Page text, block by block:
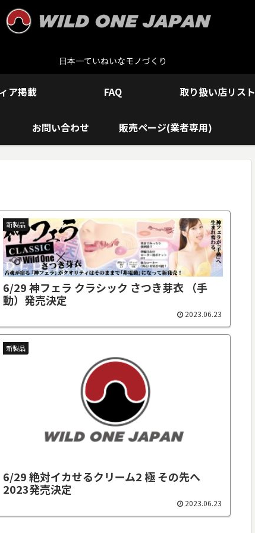
日本一ていねいなモノづくり
ア掲載 FAQ 取り扱い店リスト
お問い合わせ 販売ページ(業者専用)
新製品
6/29 神フェラ クラシック さつき芽衣 （手
動）発売決定
2023.06.23
新製品
6/29 絶対イカせるクリーム2 極 その先へ
2023発売決定
2023.06.23